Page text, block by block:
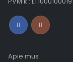
Apie mus